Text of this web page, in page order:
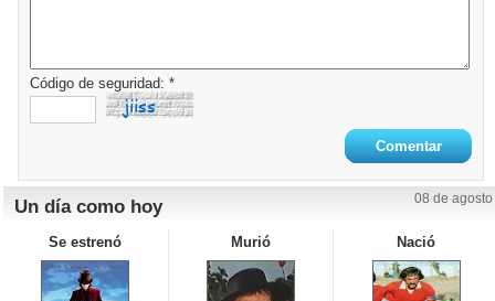
Código de seguridad: *
Un día como hoy 08 de agosto
Se estrenó Murió Nació